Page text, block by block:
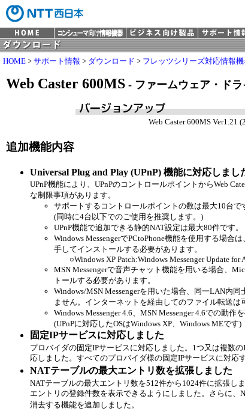
HOME > サポート情報 > ダウンロード > フレッツシリーズ対応情報
Web Caster 600MS - ファームウェア・ド
Web Caster 600MS Ver1.21
追加機能内容
Universal Plug and Play (UPnP) 機能に対応しまし
UPnP機能により、UPnPのコントロールポイントからWeb
な制限事項があります。
サポートするコントロールポイントの数は最大10台で
(同時に4台以下でのご使用を推奨します。)
UPnP機能で追加できる静的NAT設定は最大80件です。
Windows MessengerでPCtoPhone機能を使用する場合
手してインストールする必要があります。
○Windows XP Patch:Windows Messenger Update for
MSN Messengerで音声チャット機能を用いる場合、
トールする必要があります。
Windows/MSN Messengerを用いた場合、同一LAN内
ません。インターネットを経由してのファイル転送は
Windows Messenger 4.6、MSN Messenger 4.6での動作
(UPnPに対応したOSはWindows XP、Windows MEです)
固定IPサービスに対応しました
プロバイダの固定IPサービスに対応しました。1つ又は複数
応しました。すべてのプロバイダ様の固定IPサービスに対応
NATテーブルの最大エントリ数を拡張しました
NATテーブルの最大エントリ数を512件から1024件に拡張し
エントリの登録件数を表示できるようにしました。さらに
消去する機能を追加しました。